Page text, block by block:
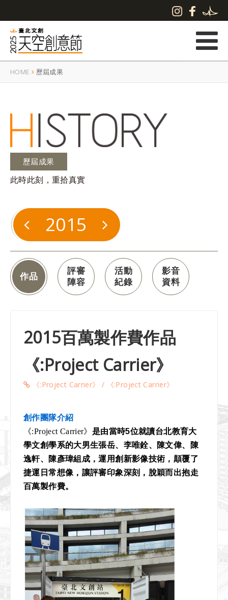
HOME 歷屆成果
歷屆成果
此時此刻，重拾真實
2015
作品
評審
陣容
活動
紀錄
影音
資料
2015百萬製作費作品
《:Project Carrier》
《:Project Carrier》 / 《:Project Carrier》
創作團隊介紹
《:Project Carrier》 是由當時5位就讀台北教育大
學文創學系的大男生張岳、李唯銓、陳文偉、陳
逸軒、陳彥瑋組成，運用創新影像技術，顛覆了
捷運日常想像，讓評審印象深刻，脫穎而出抱走
百萬製作費。